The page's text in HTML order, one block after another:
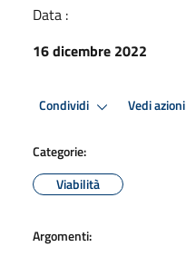
Data :
16 dicembre 2022
Condividi Vedi azioni
Categorie:
Viabilità
Argomenti: